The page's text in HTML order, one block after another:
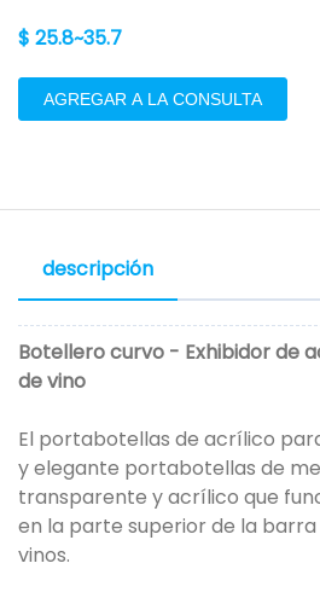
$ 25.8~35.7
AGREGAR A LA CONSULTA
descripción
Botellero curvo - Exhibidor de
de vino
El portabotellas de acrílico
y elegante portabotellas de
transparente y acrílico que
en la parte superior de la
vinos.